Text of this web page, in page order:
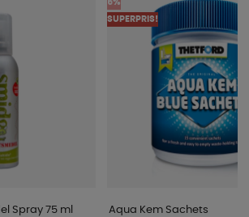
Spray 75 ml
5%
SUPERPRIS!
Aqua Kem Sachets